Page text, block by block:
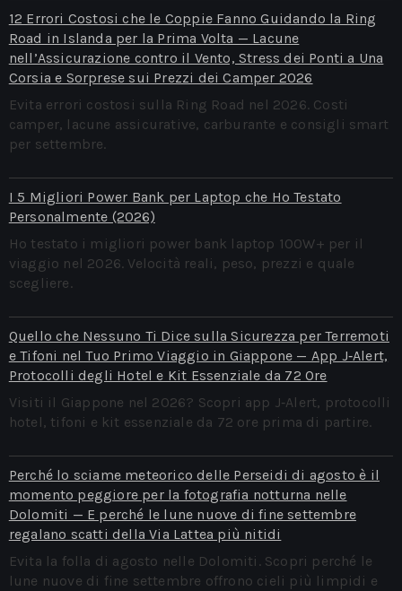
12 Errori Costosi che le Coppie Fanno Guidando la Ring
Road in Islanda per la Prima Volta — Lacune
nell’Assicurazione contro il Vento, Stress dei Ponti a Una
Corsia e Sorprese sui Prezzi dei Camper 2026
Evita errori costosi sulla Ring Road nel 2026. Costi
camper, lacune assicurative, carburante e consigli smart
per settembre.
I 5 Migliori Power Bank per Laptop che Ho Testato
Personalmente (2026)
Ho testato i migliori power bank laptop 100W+ per il
viaggio nel 2026. Velocità reali, peso, prezzi e quale
scegliere.
Quello che Nessuno Ti Dice sulla Sicurezza per Terremoti
e Tifoni nel Tuo Primo Viaggio in Giappone — App J‑Alert,
Protocolli degli Hotel e Kit Essenziale da 72 Ore
Visiti il Giappone nel 2026? Scopri app J‑Alert, protocolli
hotel, tifoni e kit essenziale da 72 ore prima di partire.
Perché lo sciame meteorico delle Perseidi di agosto è il
momento peggiore per la fotografia notturna nelle
Dolomiti — E perché le lune nuove di fine settembre
regalano scatti della Via Lattea più nitidi
Evita la folla di agosto nelle Dolomiti. Scopri perché le
lune nuove di fine settembre offrono cieli più limpidi e